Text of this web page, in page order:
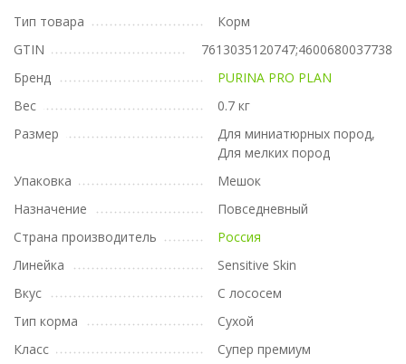
Тип товара
Корм
GTIN
7613035120747;4600680037738
Бренд
PURINA PRO PLAN
Вес
0.7 кг
Размер
Для миниатюрных пород,
Для мелких пород
Упаковка
Мешок
Назначение
Повседневный
Страна производитель
Россия
Линейка
Sensitive Skin
Вкус
С лососем
Тип корма
Сухой
Класс
Супер премиум